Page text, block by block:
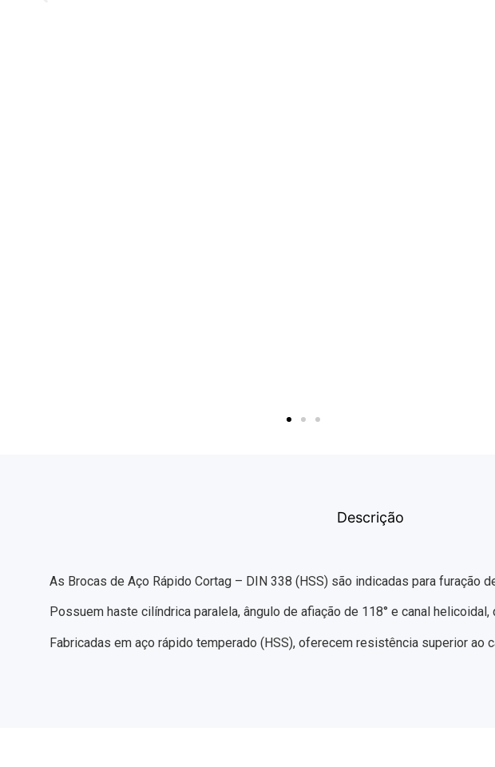
Descrição
As Brocas de Aço Rápido Cortag – DIN 338 (HSS) são indicadas para
Possuem haste cilíndrica paralela, ângulo de afiação de 118° e canal
Fabricadas em aço rápido temperado (HSS), oferecem resistência superior ao